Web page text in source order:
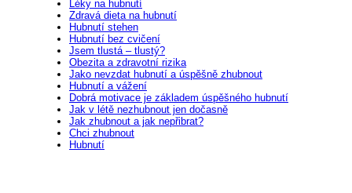
Léky na hubnutí
Zdravá dieta na hubnutí
Hubnutí stehen
Hubnutí bez cvičení
Jsem tlustá – tlustý?
Obezita a zdravotní rizika
Jako nevzdat hubnutí a úspěšně zhubnout
Hubnutí a vážení
Dobrá motivace je základem úspěšného hubnutí
Jak v létě nezhubnout jen dočasně
Jak zhubnout a jak nepřibrat?
Chci zhubnout
Hubnutí